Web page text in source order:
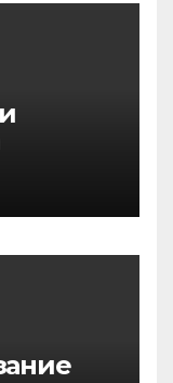
стрит